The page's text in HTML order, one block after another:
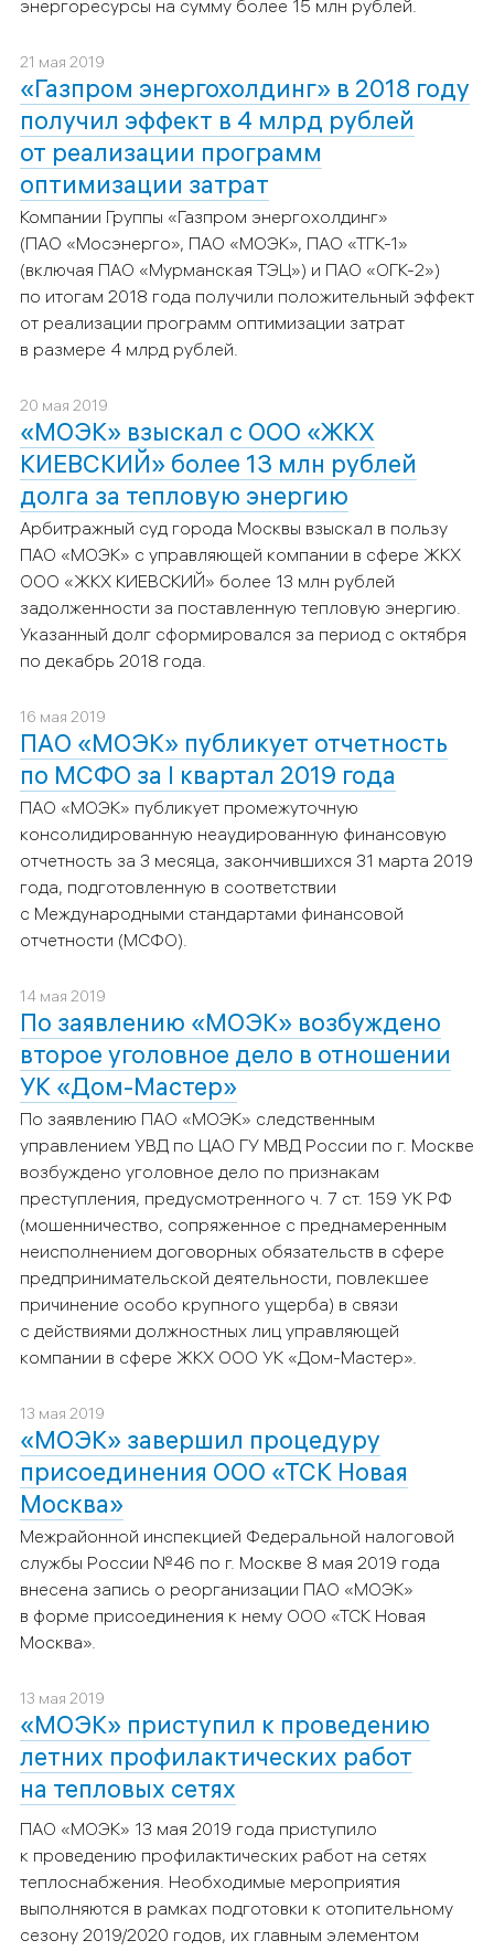
энергоресурсы на сумму более 15 млн рублей.
21 мая 2019
«Газпром энергохолдинг» в 2018 году
получил эффект в 4 млрд рублей
от реализации программ
оптимизации затрат
Компании Группы «Газпром энергохолдинг»
(ПАО «Мосэнерго», ПАО «МОЭК», ПАО «ТГК-1»
(включая ПАО «Мурманская ТЭЦ») и ПАО «ОГК-2»)
по итогам 2018 года получили положительный эффект
от реализации программ оптимизации затрат
в размере 4 млрд рублей.
20 мая 2019
«МОЭК» взыскал с ООО «ЖКХ
КИЕВСКИЙ» более 13 млн рублей
долга за тепловую энергию
Арбитражный суд города Москвы взыскал в пользу
ПАО «МОЭК» с управляющей компании в сфере ЖКХ
ООО «ЖКХ КИЕВСКИЙ» более 13 млн рублей
задолженности за поставленную тепловую энергию.
Указанный долг сформировался за период с октября
по декабрь 2018 года.
16 мая 2019
ПАО «МОЭК» публикует отчетность
по МСФО за I квартал 2019 года
ПАО «МОЭК» публикует промежуточную
консолидированную неаудированную финансовую
отчетность за 3 месяца, закончившихся 31 марта 2019
года, подготовленную в соответствии
с Международными стандартами финансовой
отчетности (МСФО).
14 мая 2019
По заявлению «МОЭК» возбуждено
второе уголовное дело в отношении
УК «Дом-Мастер»
По заявлению ПАО «МОЭК» следственным
управлением УВД по ЦАО ГУ МВД России по г. Москве
возбуждено уголовное дело по признакам
преступления, предусмотренного ч. 7 ст. 159 УК РФ
(мошенничество, сопряженное с преднамеренным
неисполнением договорных обязательств в сфере
предпринимательской деятельности, повлекшее
причинение особо крупного ущерба) в связи
с действиями должностных лиц управляющей
компании в сфере ЖКХ ООО УК «Дом-Мастер».
13 мая 2019
«МОЭК» завершил процедуру
присоединения ООО «ТСК Новая
Москва»
Межрайонной инспекцией Федеральной налоговой
службы России №46 по г. Москве 8 мая 2019 года
внесена запись о реорганизации ПАО «МОЭК»
в форме присоединения к нему ООО «ТСК Новая
Москва».
13 мая 2019
«МОЭК» приступил к проведению
летних профилактических работ
на тепловых сетях
ПАО «МОЭК» 13 мая 2019 года приступило
к проведению профилактических работ на сетях
теплоснабжения. Необходимые мероприятия
выполняются в рамках подготовки к отопительному
сезону 2019/2020 годов, их главным элементом